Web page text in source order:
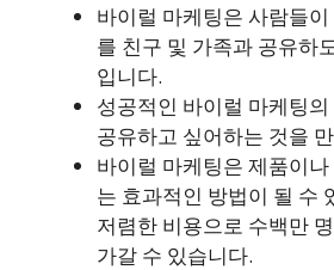
바이럴 마케팅은 사람들
를 친구 및 가족과 공유하
입니다.
성공적인 바이럴 마케팅
공유하고 싶어하는 것을
바이럴 마케팅은 제품이
는 효과적인 방법이 될 수
저렴한 비용으로 수백만
가갈 수 있습니다.